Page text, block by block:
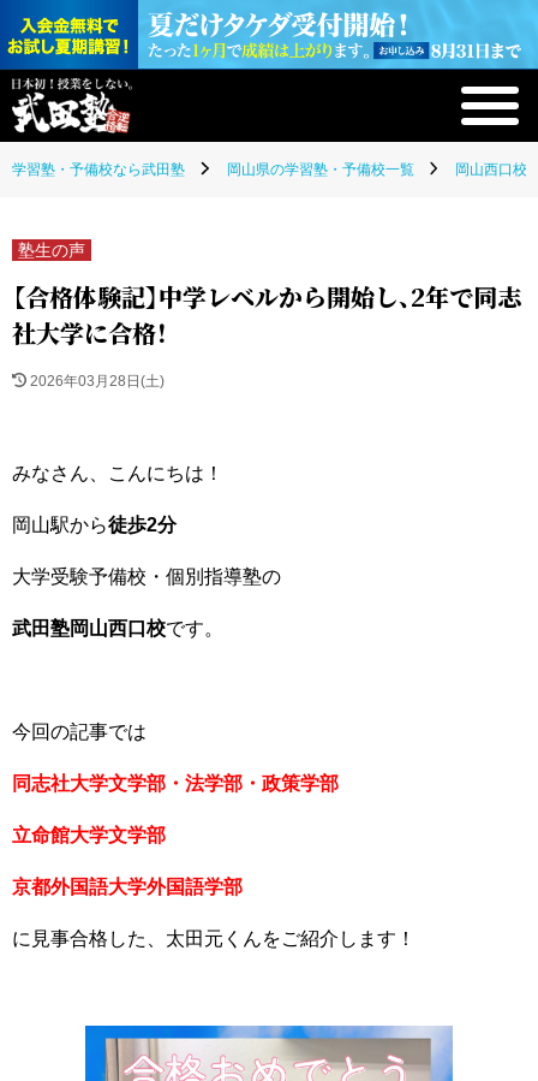
学習塾・予備校なら武田塾 岡山県の学習塾・予備校一覧 岡山西口校(
塾生の声
【合格体験記】中学レベルから開始し、2年で同志
社大学に合格！
2026年03月28日(土)
みなさん、こんにちは！
岡山駅から徒歩2分
大学受験予備校・個別指導塾の
武田塾岡山西口校です。
今回の記事では
同志社大学文学部・法学部・政策学部
立命館大学文学部
京都外国語大学外国語学部
に見事合格した、太田元くんをご紹介します！